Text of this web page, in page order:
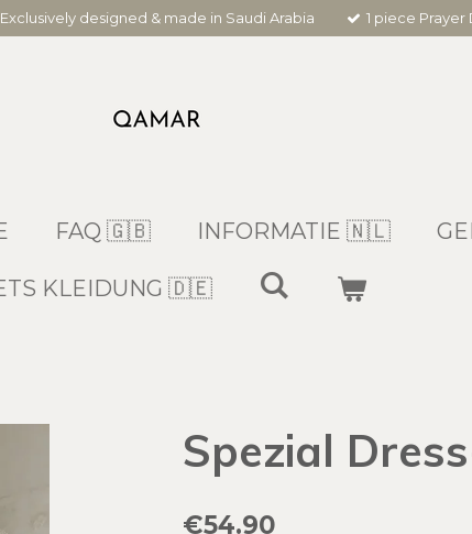
Exclusively designed & made in Saudi Arabia 1 piece
FAQ 🇬🇧 INFORMATIE 🇳🇱
KLEIDUNG 🇩🇪
Spezial
€54.90